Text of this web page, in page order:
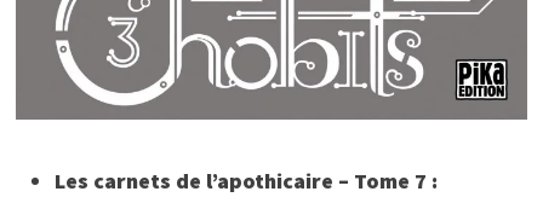
Les carnets de l’apothicaire – Tome 7 :